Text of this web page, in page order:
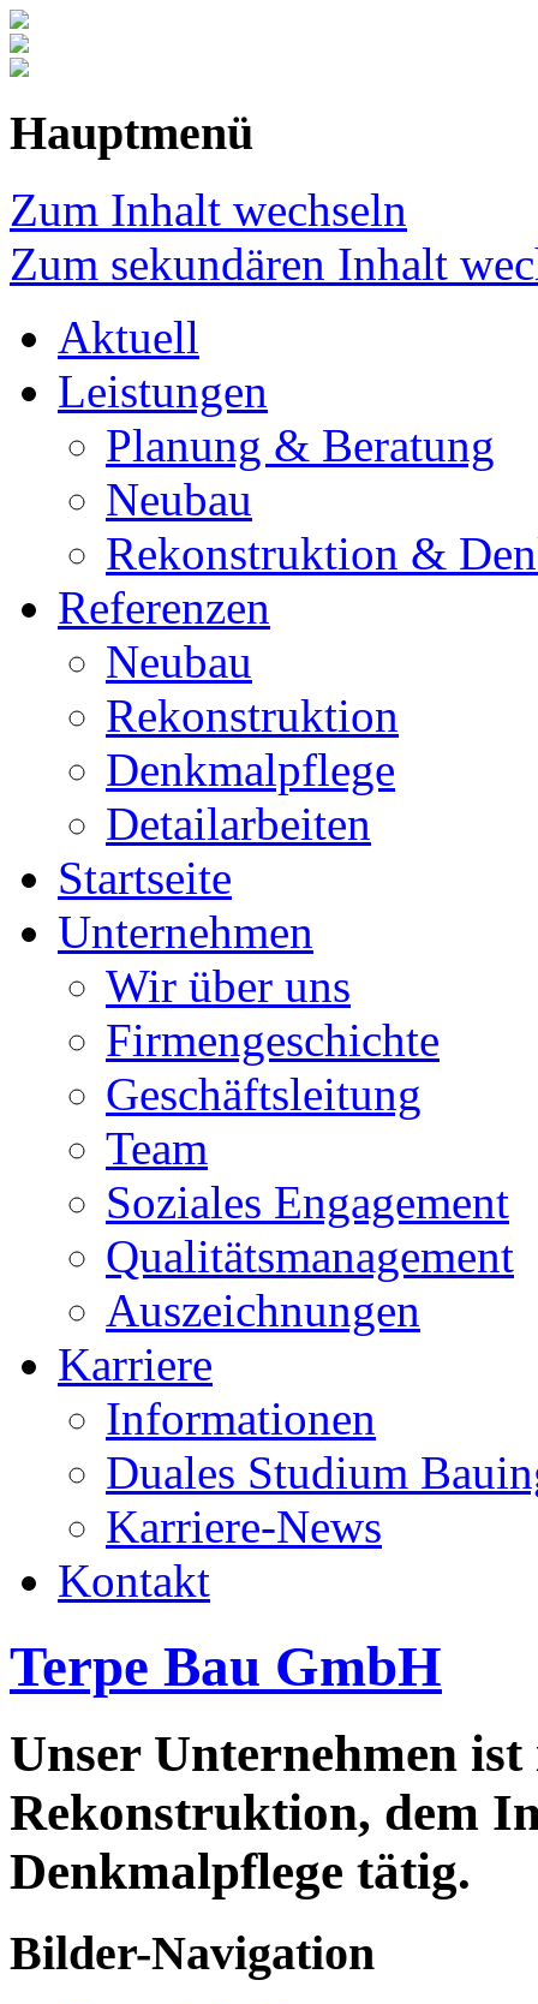
Hauptmenü
Zum Inhalt wechseln
Zum sekundären Inhalt
Aktuell
Leistungen
Planung & Beratung
Neubau
Rekonstruktion &
Referenzen
Neubau
Rekonstruktion
Denkmalpflege
Detailarbeiten
Startseite
Unternehmen
Wir über uns
Firmengeschichte
Geschäftsleitung
Team
Soziales Engagement
Qualitätsmanagement
Auszeichnungen
Karriere
Informationen
Duales Studium
Karriere-News
Kontakt
Terpe Bau GmbH
Unser Unternehmen
Rekonstruktion, dem
Denkmalpflege tätig.
Bilder-Navigation